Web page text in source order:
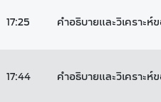
17:25 คำอธิบายและวิเคราะ
17:44 คำอธิบายและวิเคราะ